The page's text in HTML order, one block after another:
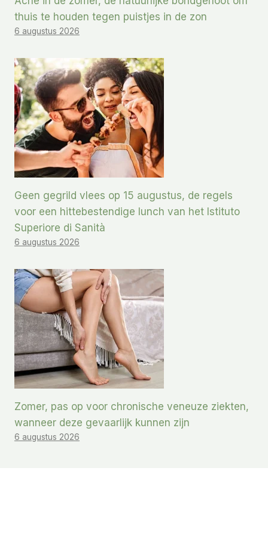
thuis te houden tegen puistjes in de zon
6 augustus 2026
Geen gegrild vlees op 15 augustus, de regels
voor een hittebestendige lunch van het Istituto
Superiore di Sanità
6 augustus 2026
Zomer, pas op voor chronische veneuze ziekten,
wanneer deze gevaarlijk kunnen zijn
6 augustus 2026